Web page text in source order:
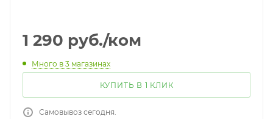
1 290 руб./ком
Много в 3 магазинах
КУПИТЬ В 1 КЛИК
Самовывоз сегодня.